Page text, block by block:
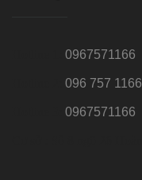
0967571166
096 757 1166
0967571166